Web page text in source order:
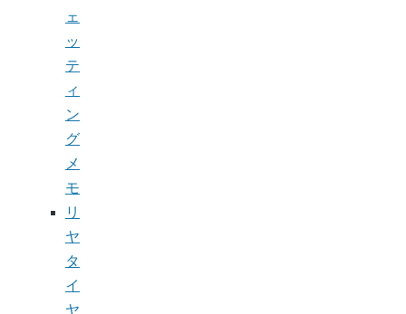
ェ
ッ
テ
ィ
ン
グ
メ
モ
リ
ヤ
タ
イ
ヤ